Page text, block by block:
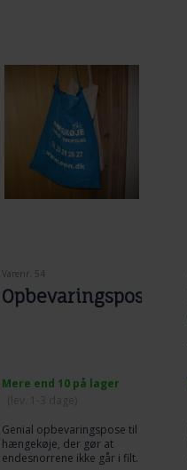
Varenr. 54
Opbevaringspose
Mere end 10 på lager
Genial opbevaringspose til
hængekøje, der gør at
endesnorrene ikke går i filt.